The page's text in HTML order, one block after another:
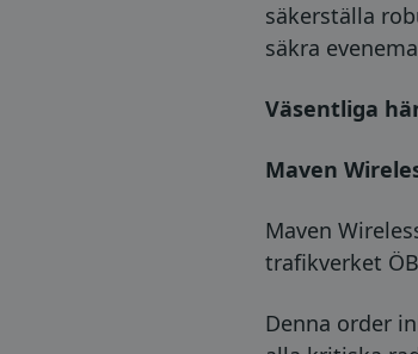
säkerställa
säkra
Väsentliga
Maven
Maven
trafikverket
Denna order